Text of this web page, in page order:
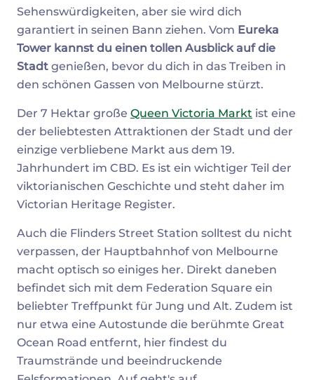
Sehenswürdigkeiten, aber sie wird dich
garantiert in seinen Bann ziehen. Vom Eureka
Tower kannst du einen tollen Ausblick auf die
Stadt genießen, bevor du dich in das Treiben in
den schönen Gassen von Melbourne stürzt.
Der 7 Hektar große Queen Victoria Markt ist eine
der beliebtesten Attraktionen der Stadt und der
einzige verbliebene Markt aus dem 19.
Jahrhundert im CBD. Es ist ein wichtiger Teil der
viktorianischen Geschichte und steht daher im
Victorian Heritage Register.
Auch die Flinders Street Station solltest du nicht
verpassen, der Hauptbahnhof von Melbourne
macht optisch so einiges her. Direkt daneben
befindet sich mit dem Federation Square ein
beliebter Treffpunkt für Jung und Alt. Zudem ist
nur etwa eine Autostunde die berühmte Great
Ocean Road entfernt, hier findest du
Traumstrände und beeindruckende